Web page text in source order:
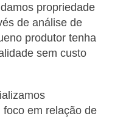
propriedade
de análise de
produtor tenha
sem custo
em relação de